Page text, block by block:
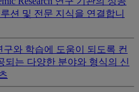
션 및 전문 지식을 연결합니
구와 학습에 도움이 되도록 컨
되는 다양한 분야와 형식의 신